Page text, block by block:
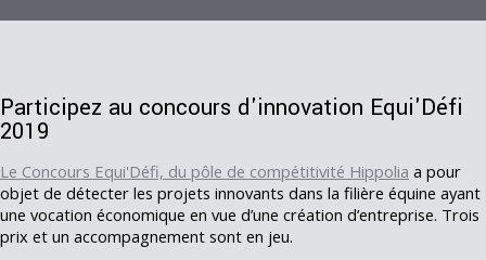
Participez au concours d'innovation Equi'Défi
2019
Le Concours Equi'Défi, du pôle de compétitivité Hippolia a pour
objet de détecter les projets innovants dans la filière équine ayant
une vocation économique en vue d’une création d’entreprise. Trois
prix et un accompagnement sont en jeu.